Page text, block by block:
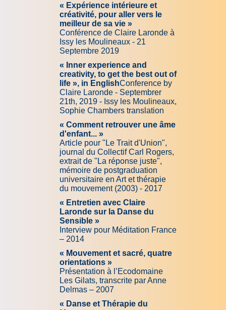
« Expérience intérieure et
créativité, pour aller vers le
meilleur de sa vie »
Conférence de Claire Laronde à
Issy les Moulineaux - 21
Septembre 2019
« Inner experience and
creativity, to get the best out of
life », in EnglishConference by
Claire Laronde - Septembrer
21th, 2019 - Issy les Moulineaux,
Sophie Chambers translation
« Comment retrouver une âme
d'enfant... »
Article pour "Le Trait d'Union",
journal du Collectif Carl Rogers,
extrait de "La réponse juste",
mémoire de postgraduation
universitaire en Art et thérapie
du mouvement (2003) - 2017
« Entretien avec Claire
Laronde sur la Danse du
Sensible »
Interview pour Méditation France
– 2014
« Mouvement et sacré, quatre
orientations »
Présentation à l’Ecodomaine
Les Gilats, transcrite par Anne
Delmas – 2007
« Danse et Thérapie du